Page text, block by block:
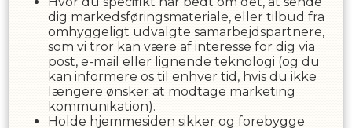
dig markedsføringsmateriale, eller tilbud fra
omhyggeligt udvalgte samarbejdspartnere,
som vi tror kan være af interesse for dig via
post, e-mail eller lignende teknologi (og du
kan informere os til enhver tid, hvis du ikke
længere ønsker at modtage marketing
kommunikation).
Holde hjemmesiden sikker og forebygge